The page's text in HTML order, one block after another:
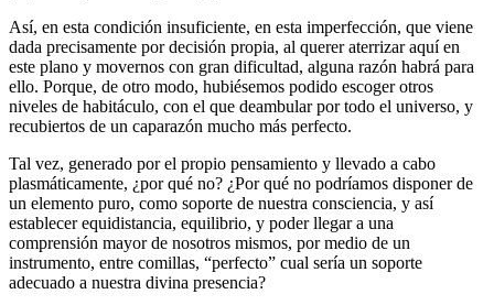
Así, en esta condición insuficiente, en esta imperfección, que viene
dada precisamente por decisión propia, al querer aterrizar aquí en
este plano y movernos con gran dificultad, alguna razón habrá para
ello. Porque, de otro modo, hubiésemos podido escoger otros
niveles de habitáculo, con el que deambular por todo el universo, y
recubiertos de un caparazón mucho más perfecto.
Tal vez, generado por el propio pensamiento y llevado a cabo
plasmáticamente, ¿por qué no? ¿Por qué no podríamos disponer de
un elemento puro, como soporte de nuestra consciencia, y así
establecer equidistancia, equilibrio, y poder llegar a una
comprensión mayor de nosotros mismos, por medio de un
instrumento, entre comillas, “perfecto” cual sería un soporte
adecuado a nuestra divina presencia?